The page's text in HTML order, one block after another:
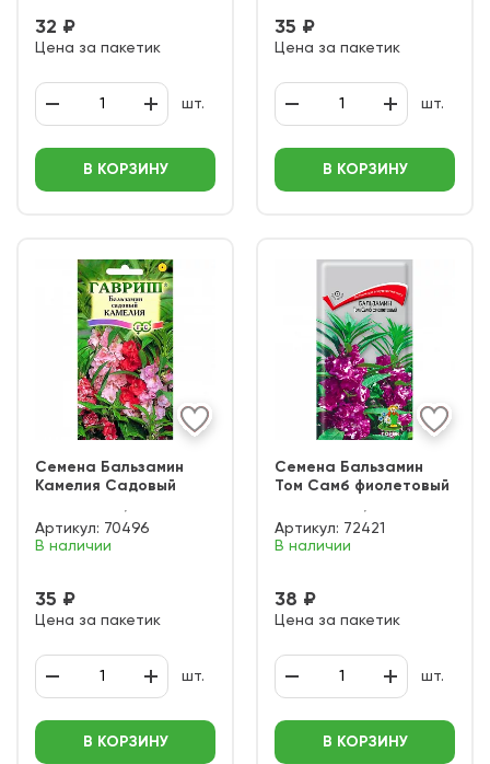
32 ₽
Цена за пакетик
шт.
В КОРЗИНУ
35 ₽
Цена за пакетик
шт.
В КОРЗИНУ
Семена Бальзамин
Камелия Садовый
Артикул: 70496
В наличии
35 ₽
Цена за пакетик
шт.
В КОРЗИНУ
Семена Бальзамин
Том Самб фиолетовый
Артикул: 72421
В наличии
38 ₽
Цена за пакетик
шт.
В КОРЗИНУ